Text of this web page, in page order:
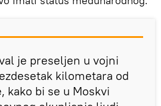
je preseljen u vojni
kilometara od
kako bi se u Moskvi